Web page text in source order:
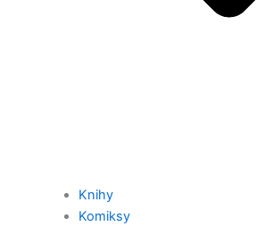
Knihy
Komiksy